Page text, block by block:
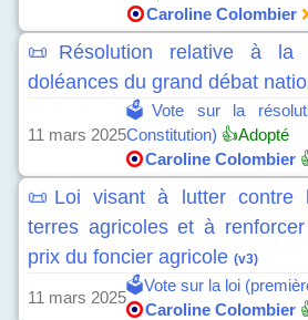
Caroline Colombier
📜Résolution relative à la
doléances du grand débat
11 mars 2025
🗳️Vote sur la
Constitution) 👍Adopté
Caroline Colombier
📜Loi visant à lutter contre
terres agricoles et à
prix du foncier agricole (v3)
11 mars 2025
🗳️Vote sur la loi
Caroline Colombier